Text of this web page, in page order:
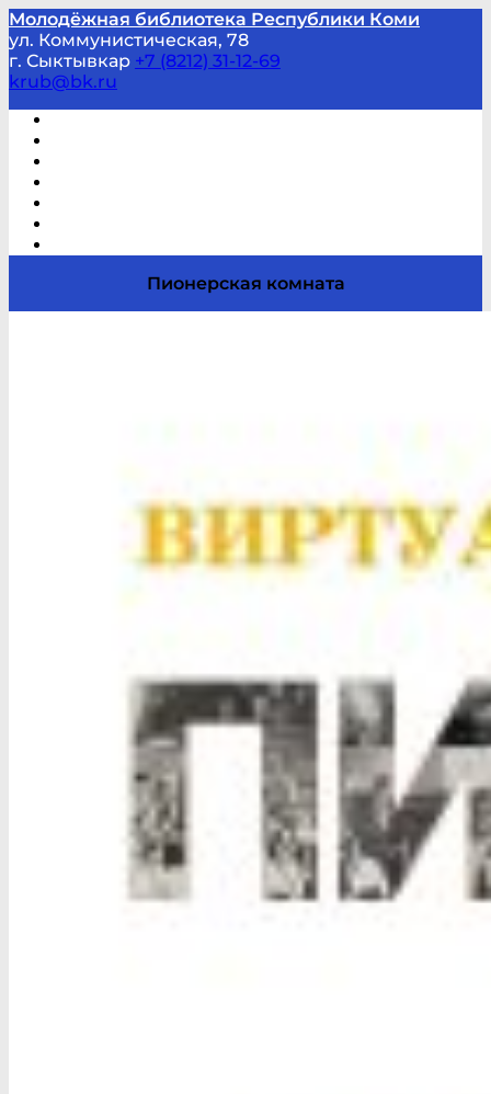
Молодёжная библиотека Республики Коми
ул. Коммунистическая, 78
г. Сыктывкар +7 (8212) 31-12-69
krub@bk.ru
Пионерская комната